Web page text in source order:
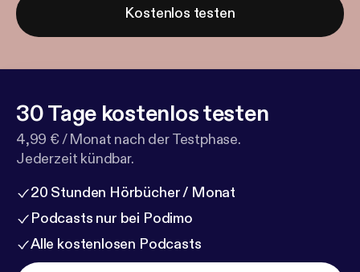
Kostenlos testen
30 Tage kostenlos testen
4,99 € / Monat nach der Testphase.
Jederzeit kündbar.
20 Stunden Hörbücher / Monat
Podcasts nur bei Podimo
Alle kostenlosen Podcasts